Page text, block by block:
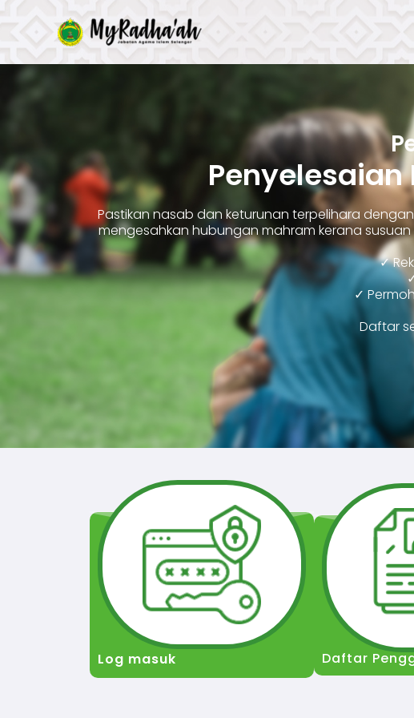
Skip
to
content
Pastikan nasab dan keturunan terpelihara
mengesahkan hubungan mahram kerana
✓
✓
Daftar
Log masuk Daftar